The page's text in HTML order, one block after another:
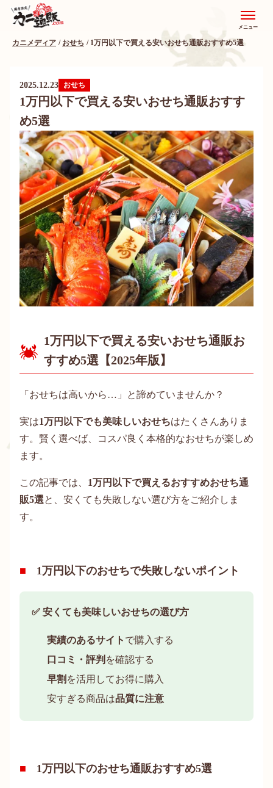
メニュー
カニメディア おせち 1万円以下で買える安いおせち通販おすすめ5選
2025.12.23 おせち
1万円以下で買える安いおせち通販おすす
め5選
1万円以下で買える安いおせち通販お
すすめ5選【2025年版】
「おせちは高いから…」と諦めていませんか？
実は1万円以下でも美味しいおせちはたくさんありま
す。賢く選べば、コスパ良く本格的なおせちが楽しめ
ます。
この記事では、 1万円以下で買えるおすすめおせち通
販5選と、安くても失敗しない選び方をご紹介しま
す。
1万円以下のおせちで失敗しないポイント
✅ 安くても美味しいおせちの選び方
実績のあるサイト で購入する
口コミ・評判 を確認する
早割 を活用してお得に購入
安すぎる商品は品質に注意
1万円以下のおせち通販おすすめ5選